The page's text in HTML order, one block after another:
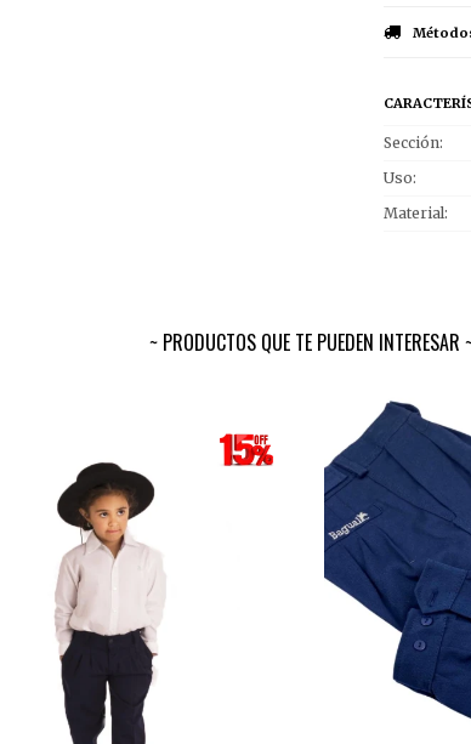
Sección
Uso
Material
PRODUCTOS QUE TE PUEDEN INTERESAR